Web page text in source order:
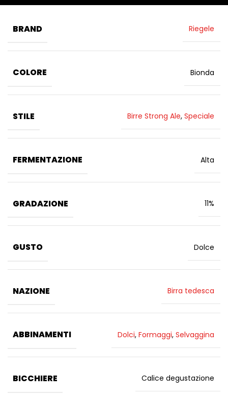
BRAND Riegele
COLORE Bionda
STILE Birre Strong Ale, Speciale
FERMENTAZIONE Alta
GRADAZIONE 11%
GUSTO Dolce
NAZIONE Birra tedesca
ABBINAMENTI Dolci, Formaggi, Selvaggina
BICCHIERE Calice degustazione